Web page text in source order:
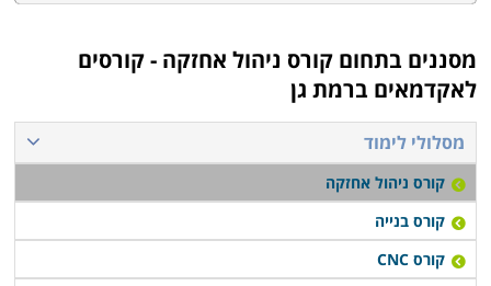
מסננים בתחום קורס ניהול אחזקה - קורסים
לאקדמאים ברמת גן
מסלולי לימוד
קורס ניהול אחזקה
קורס בנייה
קורס CNC